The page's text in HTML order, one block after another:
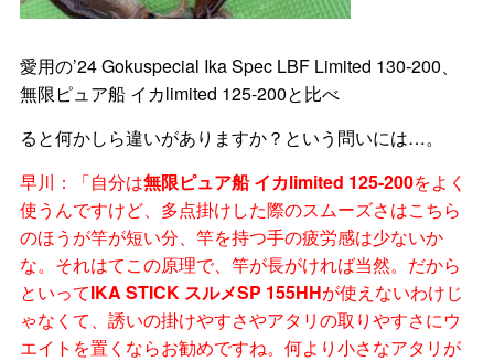
愛用の’24 Gokuspecial Ika Spec LBF Limited 130‐200、
無限ピュア船 イカlimited 125-200と比べ
ると何かしら違いがありますか？という問いには…。
早川：「自分は無限ピュア船 イカlimited 125-200をよく
使うんですけど、多点掛けした際のスムーズさはこちら
のほうが竿が短い分、竿を持つ手の疲労感は少ないか
な。それはてこの原理で、竿が長がければ当然。だから
といってIKA STICK スルメSP 155HHが使えないわけじ
ゃなくて、誘いの掛けやすさやアタリの取りやすさにウ
エイトを置くならお勧めですね。何より小さなアタリが